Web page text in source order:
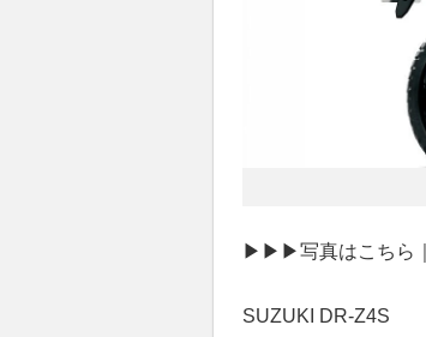
▶▶▶写真はこちら｜
SUZUKI DR-Z4S